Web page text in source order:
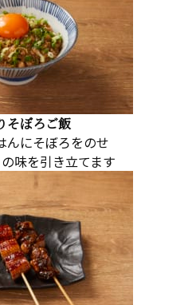
そぼろご飯
んにそぼろをのせ
味を引き立てます